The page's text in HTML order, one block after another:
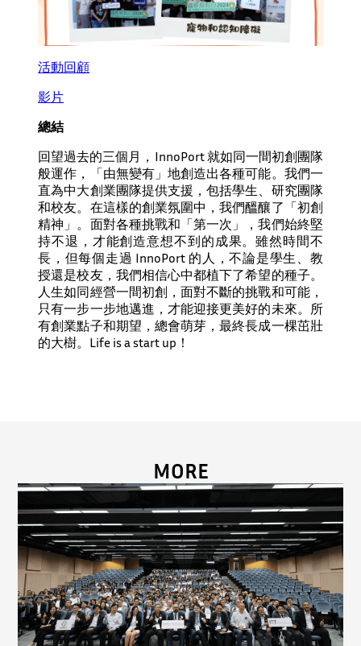
活動回顧
影片
總結
回望過去的三個月，InnoPort 就如同一間初創團隊
般運作，「由無變有」地創造出各種可能。我們一
直為中大創業團隊提供支援，包括學生、研究團隊
和校友。在這樣的創業氛圍中，我們醞釀了「初創
精神」。面對各種挑戰和「第一次」，我們始終堅
持不退，才能創造意想不到的成果。雖然時間不
長，但每個走過 InnoPort 的人，不論是學生、教
授還是校友，我們相信心中都植下了希望的種子。
人生如同經營一間初創，面對不斷的挑戰和可能，
只有一步一步地邁進，才能迎接更美好的未來。所
有創業點子和期望，總會萌芽，最終長成一棵茁壯
的大樹。Life is a start up！
MORE